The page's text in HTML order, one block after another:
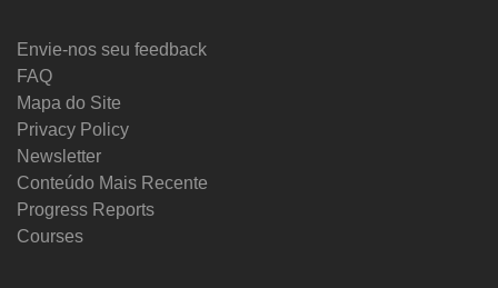
Envie-nos seu feedback
FAQ
Mapa do Site
Privacy Policy
Newsletter
Conteúdo Mais Recente
Progress Reports
Courses